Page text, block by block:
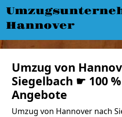
Hannover
Umzug von
Siegelbach ☛ 100
Angebote
Umzug von Hannover nach